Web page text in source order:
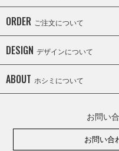
ORDER ご注文について
DESIGN デザインについて
ABOUT ホシミについて
お問い
お問い合